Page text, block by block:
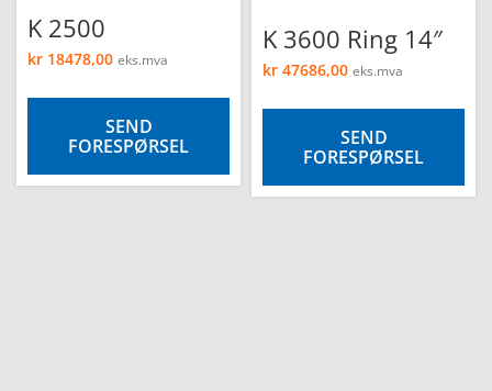
K 2500
kr 18478,00 eks.mva
SEND
FORESPØRSEL
K 3600 Ring 14″
kr 47686,00 eks.mva
SEND
FORESPØRSEL